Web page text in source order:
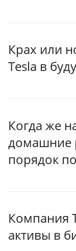
Крах или
Tesla в
Когда же
домашние
порядок
Компания
активы в